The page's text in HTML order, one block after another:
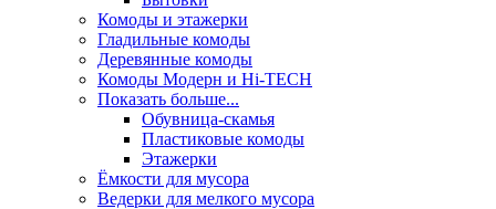
Комоды и этажерки
Гладильные комоды
Деревянные комоды
Комоды Модерн и Hi-TECH
Показать больше...
Обувница-скамья
Пластиковые комоды
Этажерки
Ёмкости для мусора
Ведерки для мелкого мусора